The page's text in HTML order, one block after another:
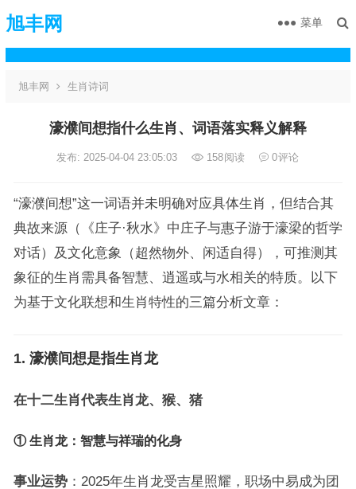
旭丰网 菜单
旭丰网 生肖诗词
濠濮间想指什么生肖、词语落实释义解释
发布: 2025-04-04 23:05:03 158阅读 0评论
“濠濮间想”这一词语并未明确对应具体生肖，但结合其
典故来源（《庄子·秋水》中庄子与惠子游于濠梁的哲学
对话）及文化意象（超然物外、闲适自得），可推测其
象征的生肖需具备智慧、逍遥或与水相关的特质。以下
为基于文化联想和生肖特性的三篇分析文章：
1. 濠濮间想是指生肖龙
在十二生肖代表生肖龙、猴、猪
① 生肖龙：智慧与祥瑞的化身
事业运势：2025年生肖龙受吉星照耀，职场中易成为团